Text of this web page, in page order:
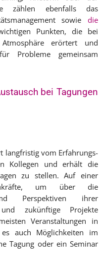
zählen ebenfalls das
sowie die
Punkten, die bei
erörtert und
Probleme gemeinsam
bei Tagungen
langfristig vom Erfahrungs-
Kollegen und erhält die
zu stellen. Auf einer
um über die
Perspektiven ihrer
zukünftige Projekte
Veranstaltungen in
auch Möglichkeiten im
Tagung oder ein Seminar